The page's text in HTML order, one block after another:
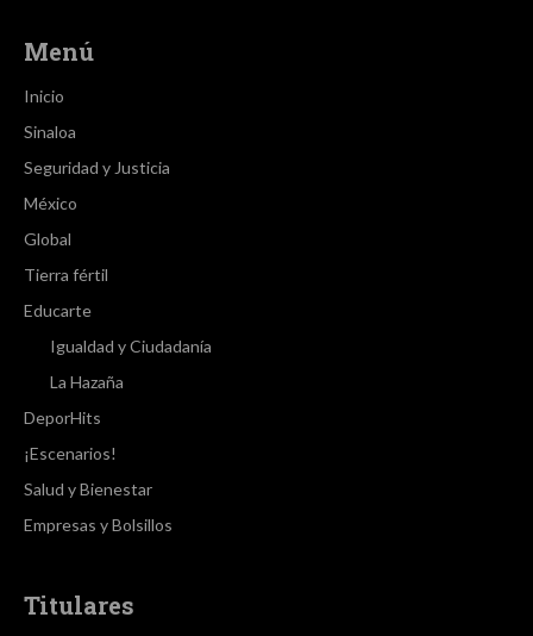
Menú
Inicio
Sinaloa
Seguridad y Justicia
México
Global
Tierra fértil
Educarte
Igualdad y Ciudadanía
La Hazaña
DeporHits
¡Escenarios!
Salud y Bienestar
Empresas y Bolsillos
Titulares